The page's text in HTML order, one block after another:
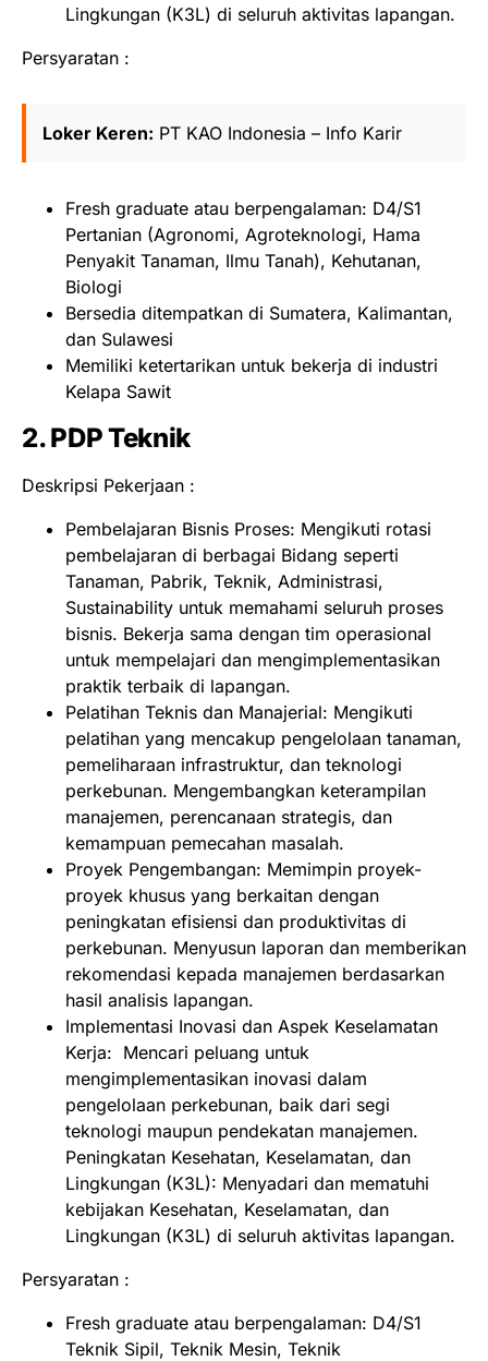
Lingkungan (K3L) di seluruh aktivitas lapangan.
Persyaratan :
Loker Keren: PT KAO Indonesia – Info Karir
Fresh graduate atau berpengalaman: D4/S1
Pertanian (Agronomi, Agroteknologi, Hama
Penyakit Tanaman, Ilmu Tanah), Kehutanan,
Biologi
Bersedia ditempatkan di Sumatera, Kalimantan,
dan Sulawesi
Memiliki ketertarikan untuk bekerja di industri
Kelapa Sawit
2. PDP Teknik
Deskripsi Pekerjaan :
Pembelajaran Bisnis Proses: Mengikuti rotasi
pembelajaran di berbagai Bidang seperti
Tanaman, Pabrik, Teknik, Administrasi,
Sustainability untuk memahami seluruh proses
bisnis. Bekerja sama dengan tim operasional
untuk mempelajari dan mengimplementasikan
praktik terbaik di lapangan.
Pelatihan Teknis dan Manajerial: Mengikuti
pelatihan yang mencakup pengelolaan tanaman,
pemeliharaan infrastruktur, dan teknologi
perkebunan. Mengembangkan keterampilan
manajemen, perencanaan strategis, dan
kemampuan pemecahan masalah.
Proyek Pengembangan: Memimpin proyek-
proyek khusus yang berkaitan dengan
peningkatan efisiensi dan produktivitas di
perkebunan. Menyusun laporan dan memberikan
rekomendasi kepada manajemen berdasarkan
hasil analisis lapangan.
Implementasi Inovasi dan Aspek Keselamatan
Kerja: Mencari peluang untuk
mengimplementasikan inovasi dalam
pengelolaan perkebunan, baik dari segi
teknologi maupun pendekatan manajemen.
Peningkatan Kesehatan, Keselamatan, dan
Lingkungan (K3L): Menyadari dan mematuhi
kebijakan Kesehatan, Keselamatan, dan
Lingkungan (K3L) di seluruh aktivitas lapangan.
Persyaratan :
Fresh graduate atau berpengalaman: D4/S1
Teknik Sipil, Teknik Mesin, Teknik